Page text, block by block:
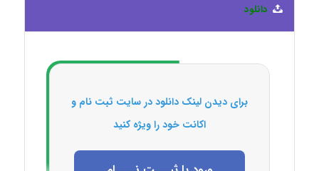
دانلود
برای دیدن لینک دانلود در سایت ثبت نام و
اکانت خود را ویژه کنید